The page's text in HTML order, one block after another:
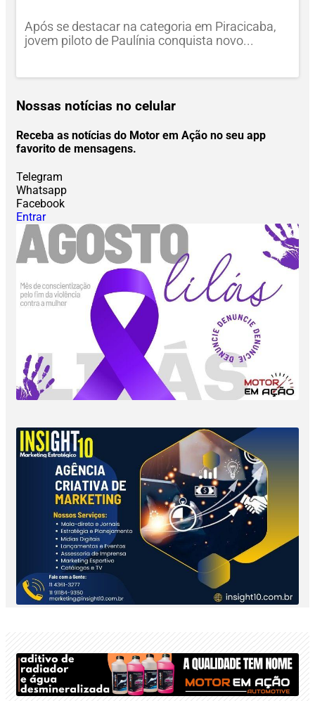
Após se destacar na categoria em Piracicaba,
jovem piloto de Paulínia conquista novo...
Nossas notícias no celular
Receba as notícias do Motor em Ação no seu app
favorito de mensagens.
Telegram
Whatsapp
Facebook
Entrar